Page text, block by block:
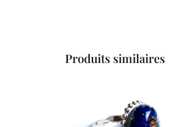
Produits similaires